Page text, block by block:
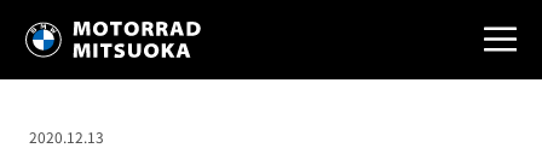
2020.12.13